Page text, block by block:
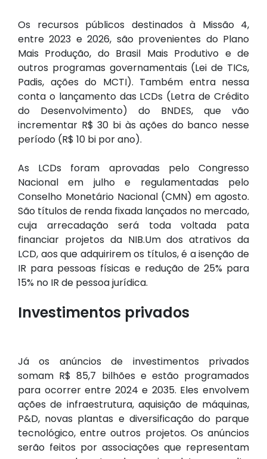
Os recursos públicos destinados à Missão 4,
entre 2023 e 2026, são provenientes do Plano
Mais Produção, do Brasil Mais Produtivo e de
outros programas governamentais (Lei de TICs,
Padis, ações do MCTI). Também entra nessa
conta o lançamento das LCDs (Letra de Crédito
do Desenvolvimento) do BNDES, que vão
incrementar R$ 30 bi às ações do banco nesse
período (R$ 10 bi por ano).
As LCDs foram aprovadas pelo Congresso
Nacional em julho e regulamentadas pelo
Conselho Monetário Nacional (CMN) em agosto.
São títulos de renda fixada lançados no mercado,
cuja arrecadação será toda voltada pata
financiar projetos da NIB.Um dos atrativos da
LCD, aos que adquirirem os títulos, é a isenção de
IR para pessoas físicas e redução de 25% para
15% no IR de pessoa jurídica.
Investimentos privados
Já os anúncios de investimentos privados
somam R$ 85,7 bilhões e estão programados
para ocorrer entre 2024 e 2035. Eles envolvem
ações de infraestrutura, aquisição de máquinas,
P&D, novas plantas e diversificação do parque
tecnológico, entre outros projetos. Os anúncios
serão feitos por associações que representam